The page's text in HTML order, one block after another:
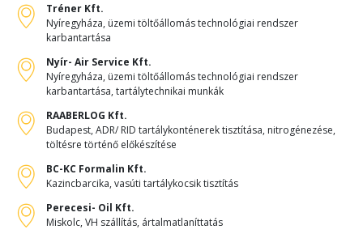
Tréner Kft.
Nyíregyháza, üzemi töltőállomás technológiai rendszer
karbantartása
Nyír- Air Service Kft.
Nyíregyháza, üzemi töltőállomás technológiai rendszer
karbantartása, tartálytechnikai munkák
RAABERLOG Kft.
Budapest, ADR/ RID tartálykonténerek tisztítása, nitrogénezése,
töltésre történő előkészítése
BC-KC Formalin Kft.
Kazincbarcika, vasúti tartálykocsik tisztítás
Perecesi- Oil Kft.
Miskolc, VH szállítás, ártalmatlaníttatás